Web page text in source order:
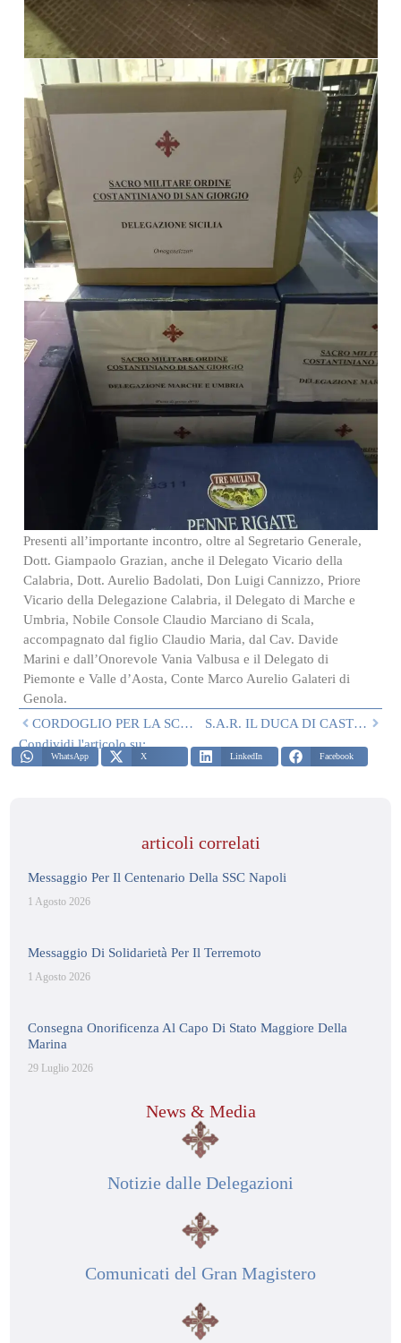
Presenti all’importante incontro, oltre al Segretario Generale,
Dott. Giampaolo Grazian, anche il Delegato Vicario della
Calabria, Dott. Aurelio Badolati, Don Luigi Cannizzo, Priore
Vicario della Delegazione Calabria, il Delegato di Marche e
Umbria, Nobile Console Claudio Marciano di Scala,
accompagnato dal figlio Claudio Maria, dal Cav. Davide
Marini e dall’Onorevole Vania Valbusa e il Delegato di
Piemonte e Valle d’Aosta, Conte Marco Aurelio Galateri di
Genola.
CORDOGLIO PER LA SCOMPARSA DEL LUOGOTENENTE DI GRAN MAESTRO DELL’ORDINE DI MALTA
S.A.R. IL DUCA DI CASTRO ESPRIME LA PROPRIE FELICITAZIONI A FRA’ JOHN. T DUNLAP, NOMINATO LUOGOTENENTE DI GRAN MAESTRO DEL SOVRANO ORDINE DI MALTA
Condividi l'articolo su:
WhatsApp X LinkedIn Facebook
articoli correlati
Messaggio Per Il Centenario Della SSC Napoli
1 Agosto 2026
Messaggio Di Solidarietà Per Il Terremoto
1 Agosto 2026
Consegna Onorificenza Al Capo Di Stato Maggiore Della
Marina
29 Luglio 2026
News & Media
Notizie dalle Delegazioni
Comunicati del Gran Magistero